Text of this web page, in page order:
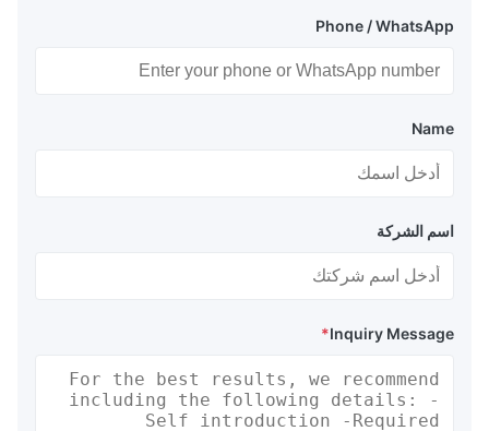
Phone / WhatsApp
Name
اسم الشركة
Inquiry Message
*